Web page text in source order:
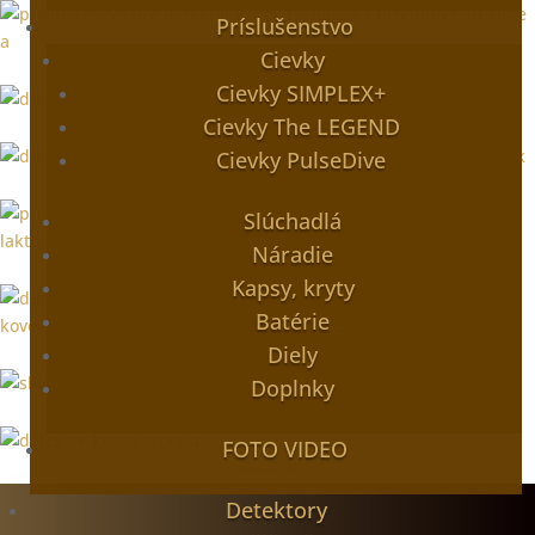
Príslušenstvo
Cievky
Cievky SIMPLEX+
Cievky The LEGEND
Cievky PulseDive
Slúchadlá
Náradie
Kapsy, kryty
Batérie
Diely
Doplnky
FOTO VIDEO
Detektory
Náradie
Pinpointre
Príslušenstvo
Security